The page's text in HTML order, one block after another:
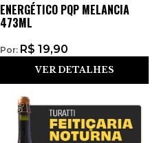
ENERGÉTICO PQP MELANCIA
473ML
Por: R$ 19,90
VER DETALHES